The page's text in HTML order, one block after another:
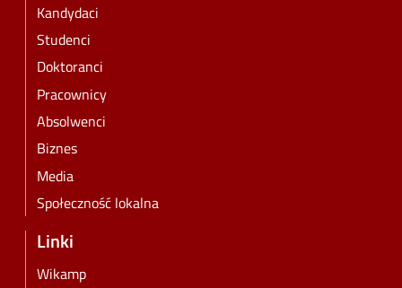
Kandydaci
Studenci
Doktoranci
Pracownicy
Absolwenci
Biznes
Media
Społeczność lokalna
Linki
Wikamp